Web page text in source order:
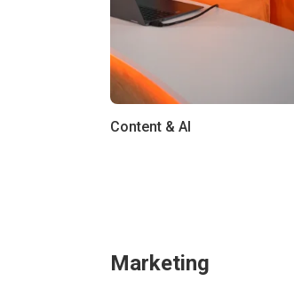
Content & AI
Marketing